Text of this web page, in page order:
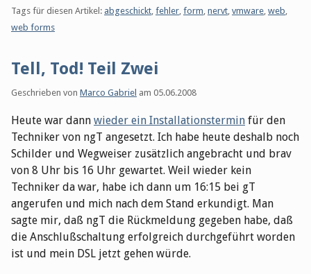
Tags für diesen Artikel: abgeschickt, fehler, form, nervt, vmware, web,
web forms
Tell, Tod! Teil Zwei
Geschrieben von Marco Gabriel am 05.06.2008
Heute war dann wieder ein Installationstermin für den
Techniker von ngT angesetzt. Ich habe heute deshalb noch
Schilder und Wegweiser zusätzlich angebracht und brav
von 8 Uhr bis 16 Uhr gewartet. Weil wieder kein
Techniker da war, habe ich dann um 16:15 bei gT
angerufen und mich nach dem Stand erkundigt. Man
sagte mir, daß ngT die Rückmeldung gegeben habe, daß
die Anschlußschaltung erfolgreich durchgeführt worden
ist und mein DSL jetzt gehen würde.